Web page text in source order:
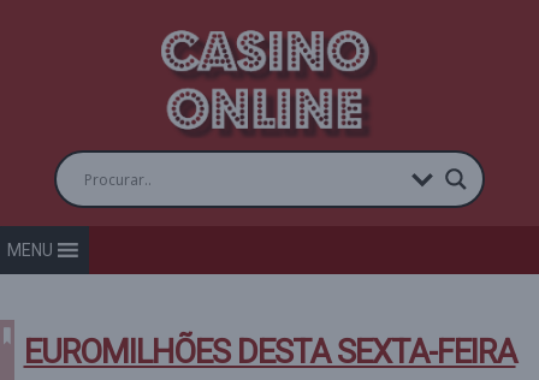
MENU
EUROMILHÕES DESTA SEXTA-FEIRA